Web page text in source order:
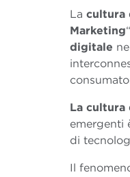
La cultura
Marketing
digitale
La cultura
emergenti
di
Il